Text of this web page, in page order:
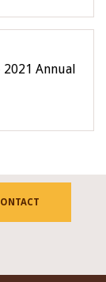
2021 Annual